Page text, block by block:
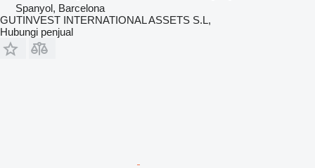
Spanyol, Barcelona
GUTINVEST INTERNATIONAL ASSETS S.L,
Hubungi penjual